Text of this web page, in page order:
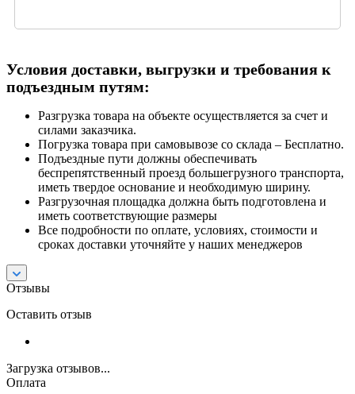
Условия доставки, выгрузки и требования к
подъездным путям:
Разгрузка товара на объекте осуществляется за счет и
силами заказчика.
Погрузка товара при самовывозе со склада – Бесплатно.
Подъездные пути должны обеспечивать
беспрепятственный проезд большегрузного транспорта,
иметь твердое основание и необходимую ширину.
Разгрузочная площадка должна быть подготовлена и
иметь соответствующие размеры
Все подробности по оплате, условиях, стоимости и
сроках доставки уточняйте у наших менеджеров
Отзывы
Оставить отзыв
Загрузка отзывов...
Оплата